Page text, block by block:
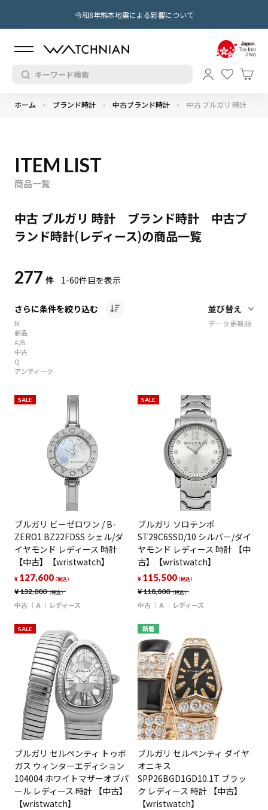
令和8年熊本地震による影響について
ホーム ブランド時計 中古ブランド時計 中古 ブルガリ 時計
ITEM LIST
商品一覧
中古 ブルガリ 時計 ブランド時計 中古ブ
ランド時計(レディース)の商品一覧
277 件 1-60件目を表示
さらに条件を絞り込む
N
新品
A/B
中古
Q
アンティーク
データ更新順
SALE
ブルガリ ビーゼロワン / B-
ZERO1 BZ22FDSS シェル/ダ
イヤモンド レディース 時計
【中古】【wristwatch】
¥132,000（税込）
¥ 127,600（税込）
中古 A レディース
SALE
ブルガリ ソロテンポ
ST29C6SSD/10 シルバー/ダイ
ヤモンド レディース 時計 【中
古】【wristwatch】
¥118,800（税込）
¥ 115,500（税込）
中古 A レディース
SALE
ブルガリ セルペンティ トゥボ
ガス ウィンターエディション
104004 ホワイトマザーオブパ
ール レディース 時計 【中古】
【wristwatch】
新着
ブルガリ セルペンティ ダイヤ
オニキス
SPP26BGD1GD10.1T ブラッ
ク レディース 時計 【中古】
【wristwatch】